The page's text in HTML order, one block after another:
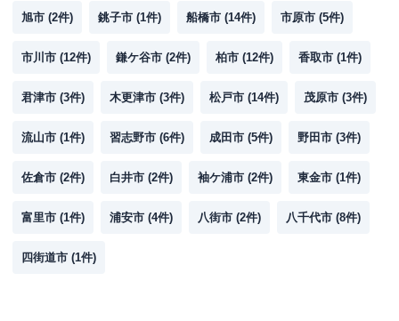
旭市 (2件) 銚子市 (1件) 船橋市 (14件) 市原市 (5件)
市川市 (12件) 鎌ケ谷市 (2件) 柏市 (12件) 香取市 (1件)
君津市 (3件) 木更津市 (3件) 松戸市 (14件) 茂原市 (3件)
流山市 (1件) 習志野市 (6件) 成田市 (5件) 野田市 (3件)
佐倉市 (2件) 白井市 (2件) 袖ケ浦市 (2件) 東金市 (1件)
富里市 (1件) 浦安市 (4件) 八街市 (2件) 八千代市 (8件)
四街道市 (1件)